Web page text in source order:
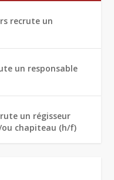
recrute un
un responsable
un régisseur
chapiteau (h/f)